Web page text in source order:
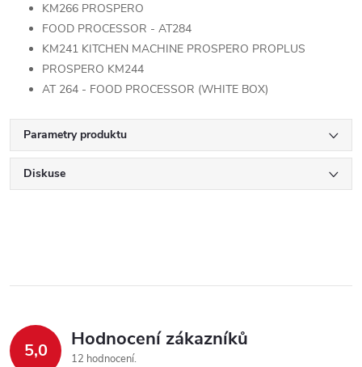
KM266 PROSPERO
FOOD PROCESSOR - AT284
KM241 KITCHEN MACHINE PROSPERO PROPLUS
PROSPERO KM244
AT 264 - FOOD PROCESSOR (WHITE BOX)
Parametry produktu
Diskuse
5,0 Hodnocení zákazníků
12 hodnocení